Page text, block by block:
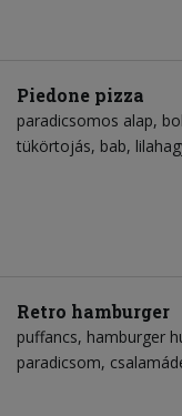
Piedone pizza
paradicsomos alap
tükörtojás bab
Retro hamburger
puffancs hamburger
paradicsom